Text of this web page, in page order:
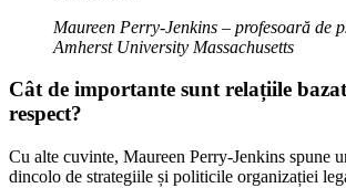
Maureen Perry-Jenkins – profesoară de
Amherst University Massachusetts
Cât de importante sunt relațiile
respect?
Cu alte cuvinte, Maureen Perry-Jenkins spune
dincolo de strategiile și politicile organizației